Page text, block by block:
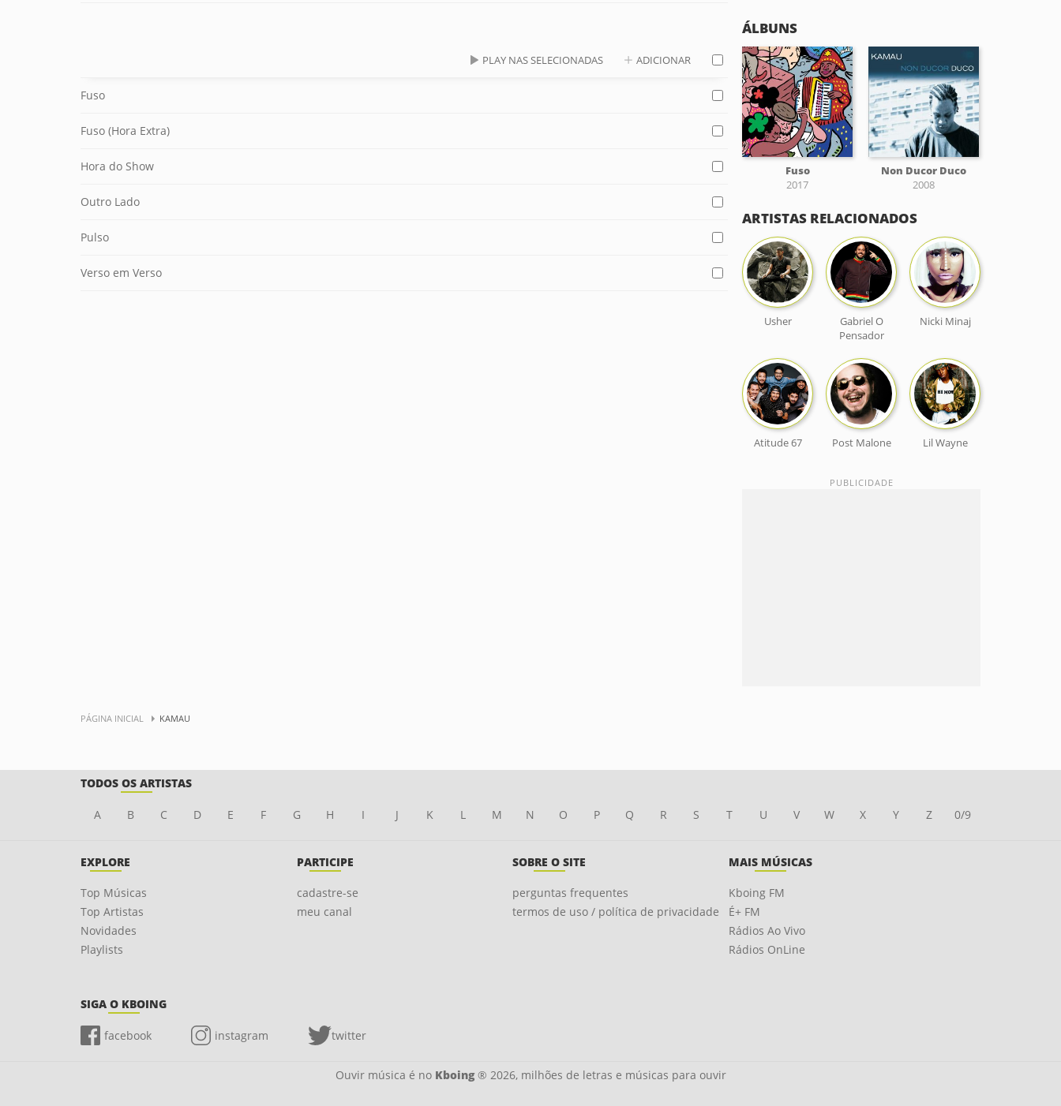
PLAY NAS SELECIONADAS ADICIONAR
Fuso
Fuso (Hora Extra)
Hora do Show
Outro Lado
Pulso
Verso em Verso
ÁLBUNS
Fuso
2017
Non Ducor Duco
2008
ARTISTAS RELACIONADOS
Usher
Gabriel O
Pensador
Nicki Minaj
Atitude 67 Post Malone Lil Wayne
PÁGINA INICIAL KAMAU
TODOS OS ARTISTAS
A B C D E F G H I J K L M N O P Q R S T U V W X Y Z 0/9
EXPLORE
Top Músicas
Top Artistas
Novidades
Playlists
PARTICIPE
cadastre-se
meu canal
SOBRE O SITE
perguntas frequentes
termos de uso / política de privacidade
MAIS MÚSICAS
Kboing FM
É+ FM
Rádios Ao Vivo
Rádios OnLine
SIGA O KBOING
facebook instagram twitter
Ouvir música é no Kboing® 2026, milhões de letras e músicas para ouvir